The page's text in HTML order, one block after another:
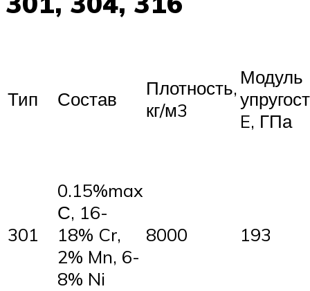
Тип Состав
Плотность,
кг/м3
Модуль
E, ГПа
301
0.15%max
С, 16-
18% Cr,
2% Mn, 6-
8% Ni
8000 193